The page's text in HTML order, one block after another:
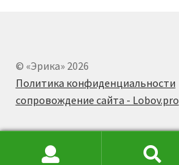
© «Эрика» 2026
Политика конфиденциальности
сопровождение сайта - Lobov.pro